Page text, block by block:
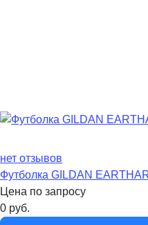
нет отзывов
Футболка GILDAN
Цена по запросу
0 руб.